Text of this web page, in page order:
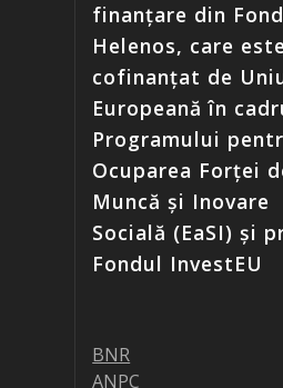
finanțare din
Helenos, care este
cofinanțat de
Europeană în
Programului
Ocuparea Forței
Muncă și Inovare
Socială (EaSI) și
Fondul InvestEU
BNR
ANPC